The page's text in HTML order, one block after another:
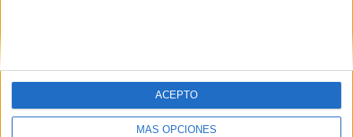
MÁS OPCIONES
ACEPTO